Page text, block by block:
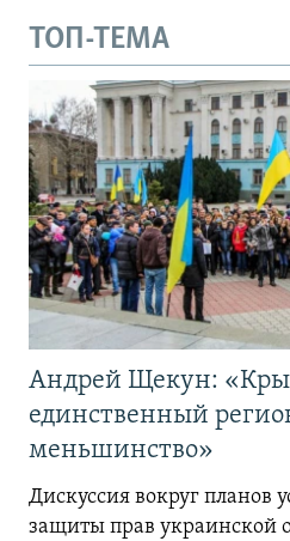
ТОП-ТЕМА
Андрей Щекун:
единственный
меньшинство»
Дискуссия вокруг планов
защиты прав